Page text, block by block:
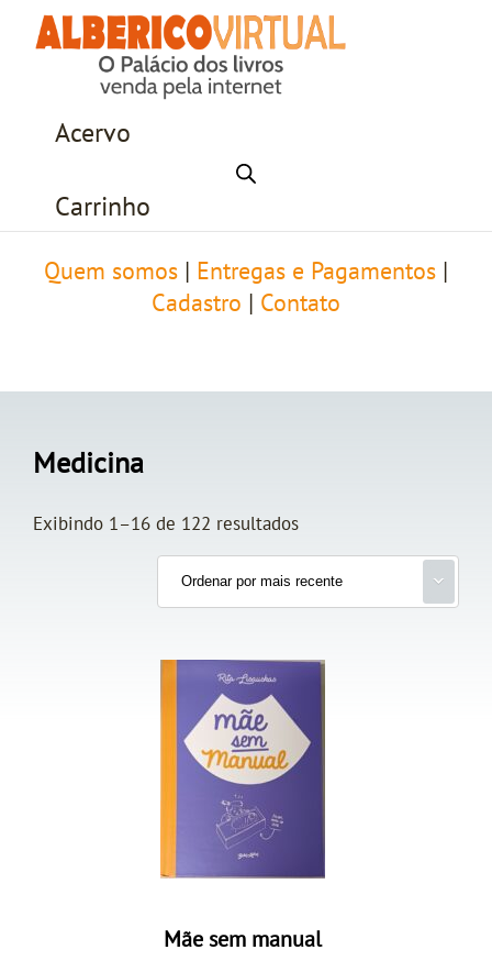
Acervo
Carrinho
Quem somos Entregas e Pagamentos
Cadastro
Contato
Medicina
Exibindo 1–16 de 122 resultados
Mãe sem manual